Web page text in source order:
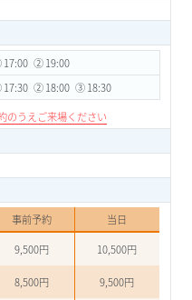
② 19:00
② 18:00③ 18:30
のうえご来場ください
事前予約 当日
9,500円
10,500円
8,500円
9,500円